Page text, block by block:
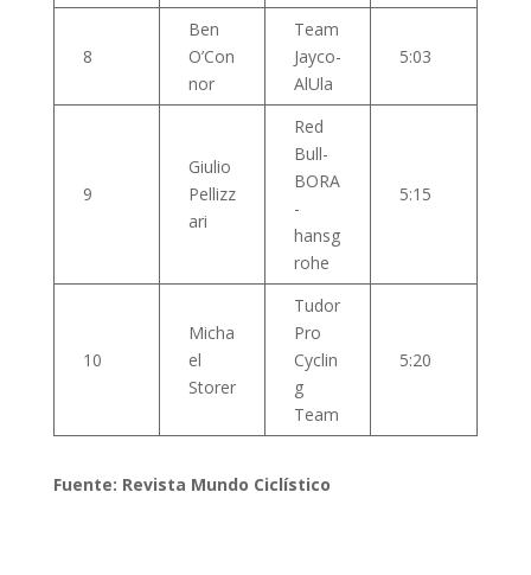
8
Ben
O’Con
nor
Team
Jayco-
AlUla
5:03
9
Giulio
Pellizz
ari
Red
Bull-
BORA
-
hansg
rohe
5:15
10
Micha
el
Storer
Tudor
Pro
Cyclin
g
Team
5:20
Fuente: Revista Mundo Ciclístico